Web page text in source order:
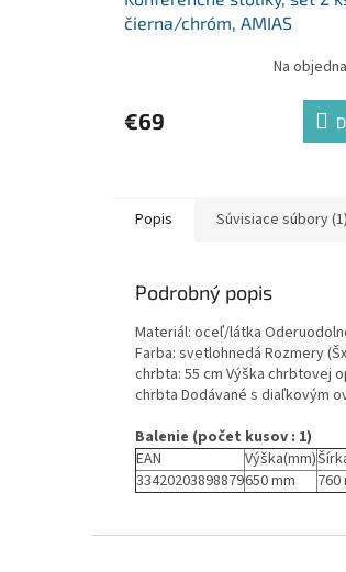
čierna/chróm, AMIAS
Na
€69
Popis Súvisiace súbory (1)
Podrobný popis
Materiál: oceľ/látka
Farba: svetlohnedá Rozmery
chrbta: 55 cm Výška chrbtovej
chrbta Dodávané s diaľkovým
Balenie (počet kusov : 1)
EAN
Výška(mm)
33420203898879650 mm 760